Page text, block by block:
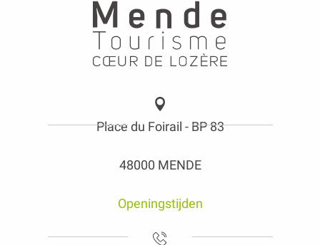
Place du Foirail - BP 83
48000 MENDE
Openingstijden